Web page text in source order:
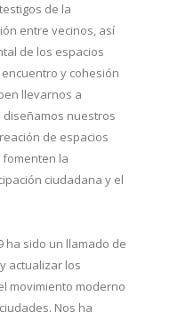
de la
entre vecinos, así
de los espacios
y cohesión
llevarnos a
nuestros
de espacios
fomenten la
ciudadana y el
ha sido un llamado de
actualizar los
movimiento moderno
Nos ha